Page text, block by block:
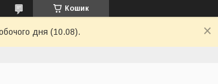
Кошик
дня (10.08).